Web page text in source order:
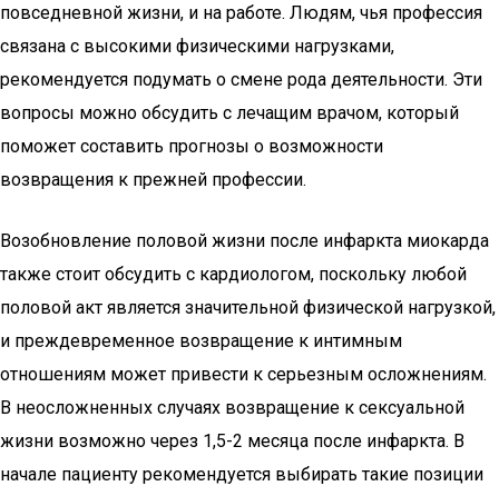
повседневной жизни, и на работе. Людям, чья профессия
связана с высокими физическими нагрузками,
рекомендуется подумать о смене рода деятельности. Эти
вопросы можно обсудить с лечащим врачом, который
поможет составить прогнозы о возможности
возвращения к прежней профессии.
Возобновление половой жизни после инфаркта миокарда
также стоит обсудить с кардиологом, поскольку любой
половой акт является значительной физической нагрузкой,
и преждевременное возвращение к интимным
отношениям может привести к серьезным осложнениям.
В неосложненных случаях возвращение к сексуальной
жизни возможно через 1,5-2 месяца после инфаркта. В
начале пациенту рекомендуется выбирать такие позиции